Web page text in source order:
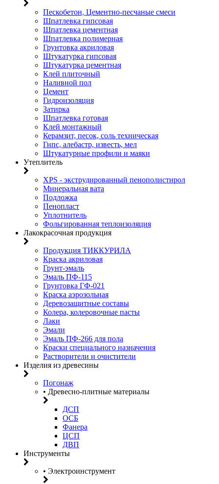
Пескобетон, Цементно-песчаные смеси
Шпатлевка гипсовая
Шпатлевка цементная
Шпатлевка полимерная
Грунтовка акриловая
Штукатурка гипсовая
Штукатурка цементная
Клей плиточный
Наливной пол
Цемент
Гидроизоляция
Затирка
Шпатлевка готовая
Клей монтажный
Керамзит, песок, соль техническая
Гипс, алебастр, известь, мел
Штукатурные профили и маяки
Утеплитель
XPS - экструдированный пенополистирол
Минеральная вата
Подложка
Пенопласт
Уплотнитель
Фольгированная теплоизоляция
Лакокрасочная продукция
Продукция ТИККУРИЛА
Краска акриловая
Грунт-эмаль
Эмаль ПФ-115
Грунтовка ГФ-021
Краска аэрозольная
Деревозащитные составы
Колера, колеровочные пасты
Лаки
Эмали
Эмаль ПФ-266 для пола
Краски специального назначения
Растворители и очистители
Изделия из древесины
Погонаж
• Древесно-плитные материалы
ДСП
ОСБ
Фанера
ЦСП
ДВП
Инструменты
• Электроинструмент